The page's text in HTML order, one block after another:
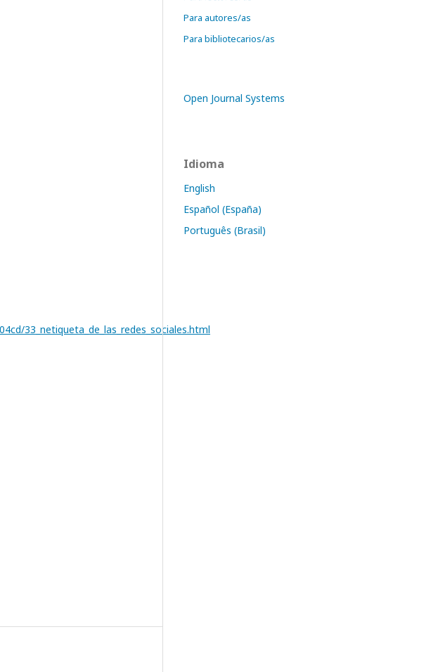
33_netiqueta_de_las_redes_sociales.html
Para autores/as
Para bibliotecarios/as
Open Journal Systems
Idioma
English
Español (España)
Português (Brasil)